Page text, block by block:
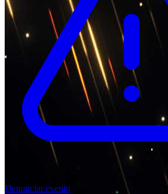
Denunciar evento